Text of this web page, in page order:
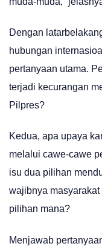
Dengan
hubungan
pertanyaan utama.
terjadi kecurangan
Pilpres?
Kedua, apa upaya
melalui cawe-cawe
isu dua pilihan
wajibnya
pilihan mana?
Menjawab